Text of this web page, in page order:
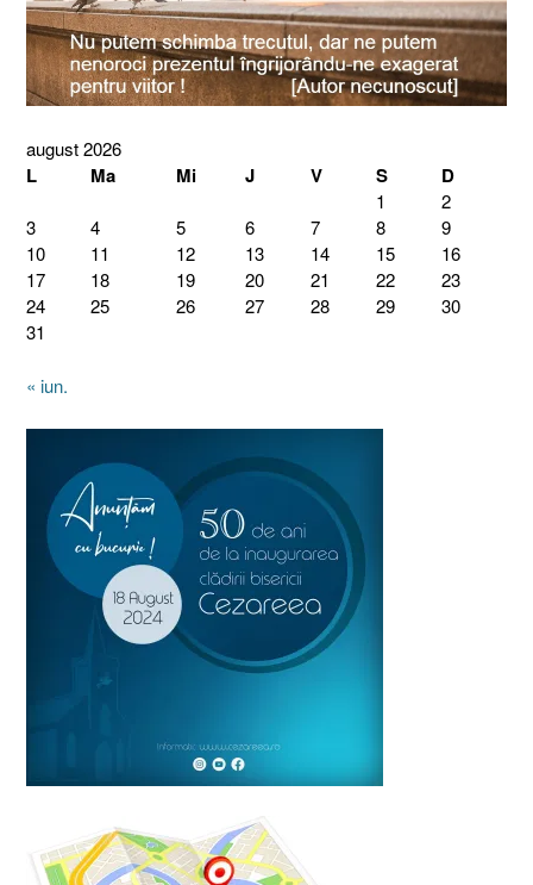
august 2026
L Ma Mi J V S D
1
2
3
4 5 6 7 8
9
10
11 12 13 14 15
16
17
18 19 20 21 22
23
24
25 26 27 28 29
30
31
« iun.